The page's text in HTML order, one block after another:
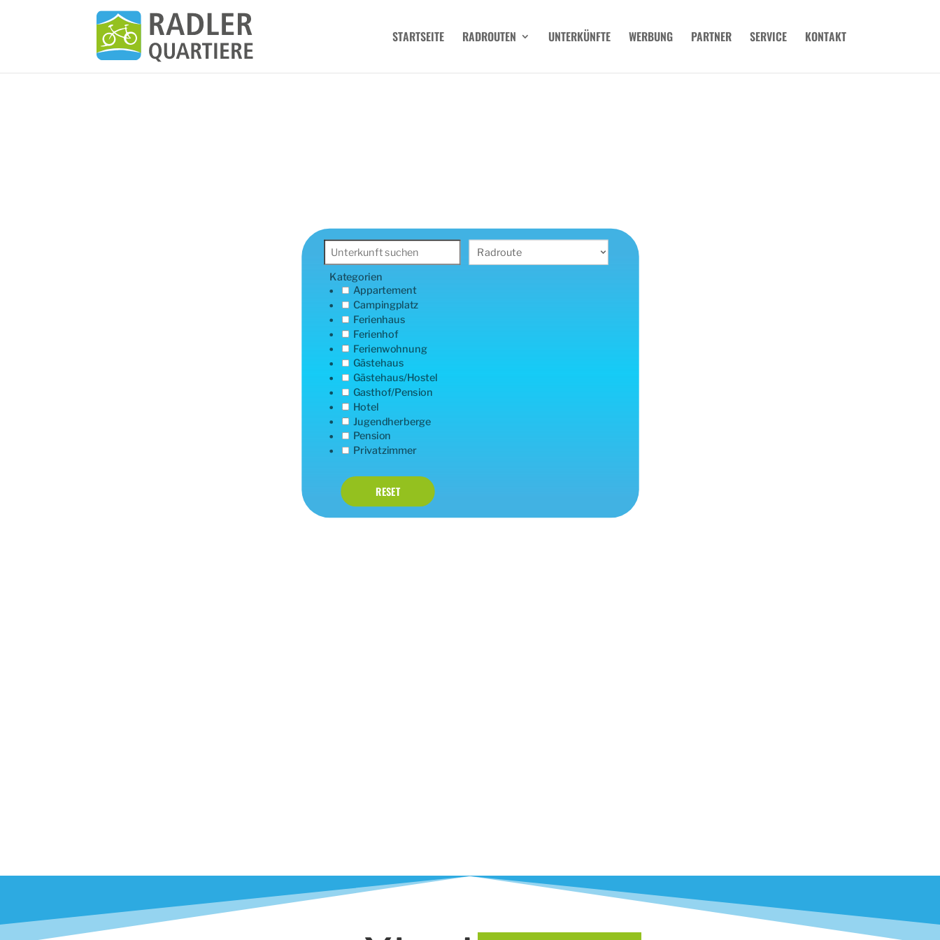
STARTSEITE RADROUTEN UNTERKÜNFTE WERBUNG PARTNER SERVICE KONTAKT
Kategorien
Appartement
Campingplatz
Ferienhaus
Ferienhof
Ferienwohnung
Gästehaus
Gästehaus/Hostel
Gasthof/Pension
Hotel
Jugendherberge
Pension
Privatzimmer
RESET